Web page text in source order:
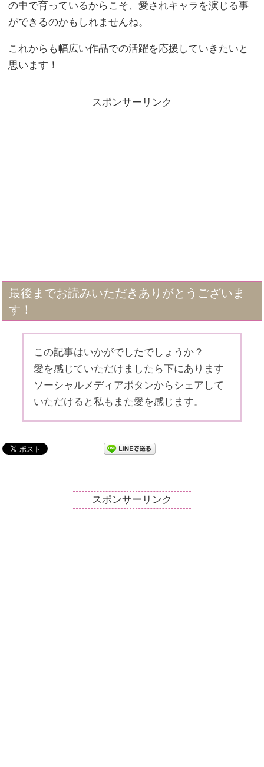
の中で育っているからこそ、愛されキャラを演じる事
ができるのかもしれませんね。
これからも幅広い作品での活躍を応援していきたいと
思います！
スポンサーリンク
最後までお読みいただきありがとうございま
す！
この記事はいかがでしたでしょうか？
愛を感じていただけましたら下にあります
ソーシャルメディアボタンからシェアして
いただけると私もまた愛を感じます。
スポンサーリンク